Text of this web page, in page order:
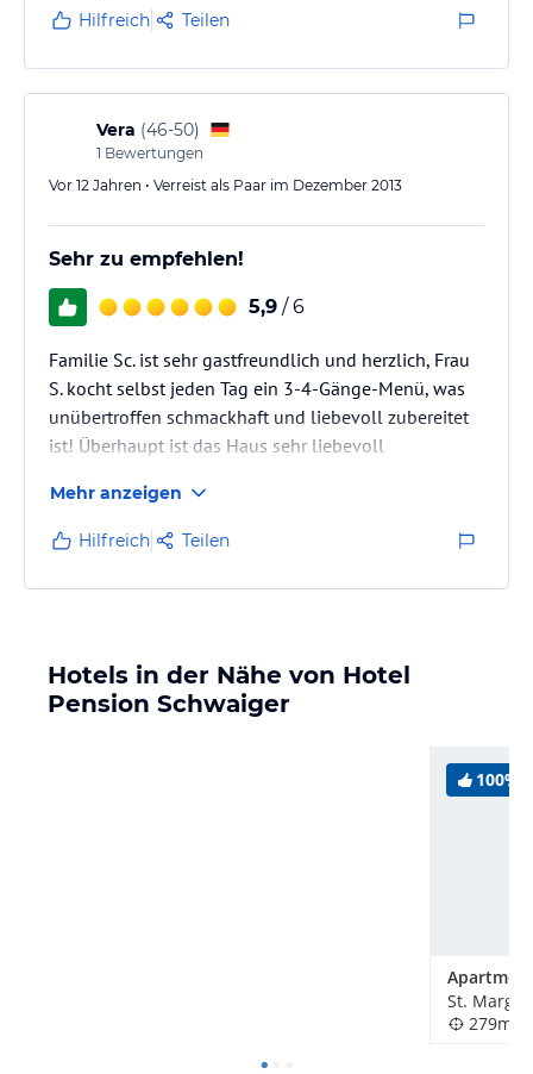
Freunden, findet hier 100ig zu. Mann kommt sehr
Die Zimmer sind funktionell eingerichtet. Sie bieten
Platz und lassen keine Wünsche offen.
Elisabeth, die…
Hilfreich Teilen
Vera (46-50)
1 Bewertungen
Vor 12 Jahren • Verreist als Paar im Dezember 2013
Sehr zu empfehlen!
5,9 / 6
Familie Sc. ist sehr gastfreundlich und herzlich, Frau
S. kocht selbst jeden Tag ein 3-4-Gänge-Menü, was
unübertroffen schmackhaft und liebevoll zubereitet
ist! Überhaupt ist das Haus sehr liebevoll
haben uns sehr wohl gefühlt!
Die Lage der Pension ist sehr schön ruhig und nah
Mehr anzeigen
Hilfreich Teilen
Hotels in der Nähe von Hotel
Pension Schwaiger
100%
279m